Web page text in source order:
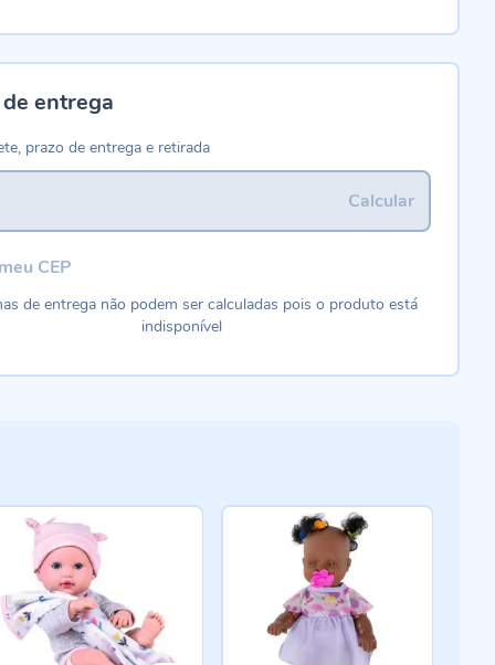
entrega
prazo de entrega e retirada
Calcular
CEP
de entrega não podem ser calculadas pois o produto está
indisponível